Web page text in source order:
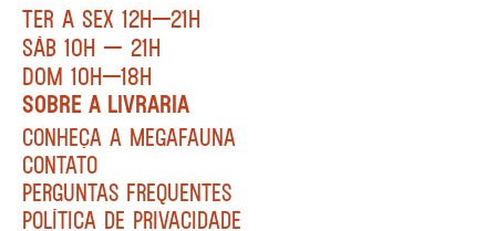
TER A SEX 12H—21H
SÁB 10H — 21H
DOM 10H—18H
SOBRE A LIVRARIA
CONHEÇA A MEGAFAUNA
CONTATO
PERGUNTAS FREQUENTES
POLÍTICA DE PRIVACIDADE